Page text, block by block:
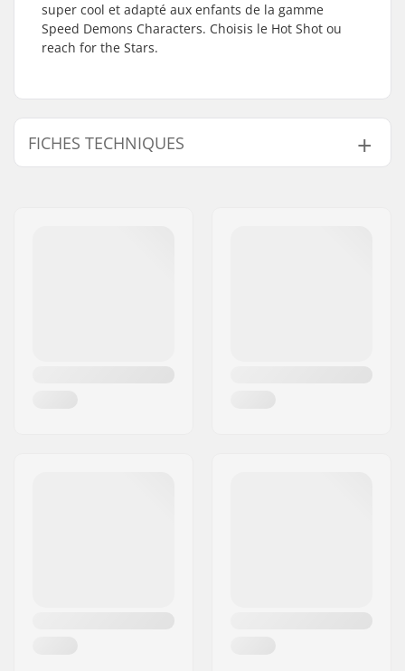
super cool et adapté aux enfants de la gamme
Speed Demons Characters. Choisis le Hot Shot ou
reach for the Stars.
FICHES TECHNIQUES